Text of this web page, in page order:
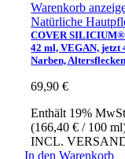
Warenkorb
Natürliche
COVER SILICIUM®
42 ml, VEGAN, jetzt
Narben,
69,90€
Enthält 19%
(166,40€ / 100
INCL.
In den Warenkorb